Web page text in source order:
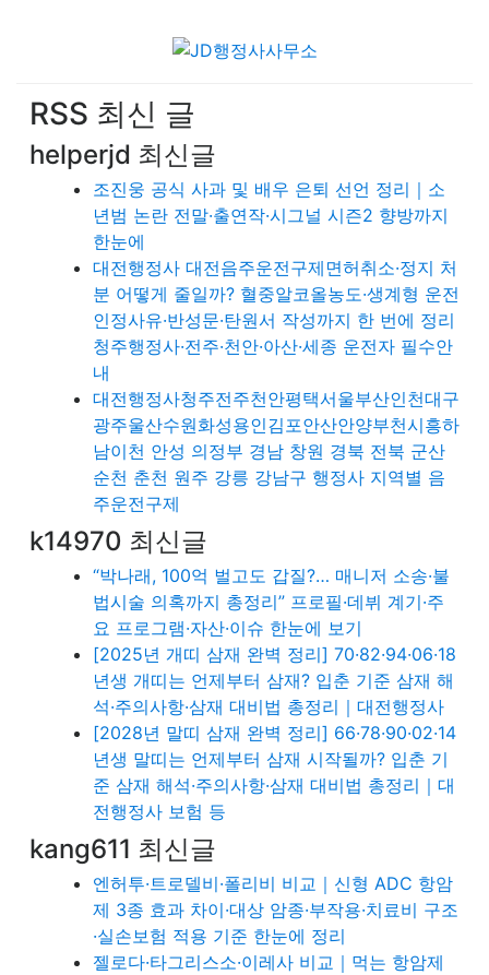
RSS 최신 글
helperjd 최신글
조진웅 공식 사과 및 배우 은퇴 선언 정리｜소
년범 논란 전말·출연작·시그널 시즌2 향방까지
한눈에
대전행정사 대전음주운전구제면허취소·정지 처
분 어떻게 줄일까? 혈중알코올농도·생계형 운전
인정사유·반성문·탄원서 작성까지 한 번에 정리
청주행정사·전주·천안·아산·세종 운전자 필수안
내
대전행정사청주전주천안평택서울부산인천대구
광주울산수원화성용인김포안산안양부천시흥하
남이천 안성 의정부 경남 창원 경북 전북 군산
순천 춘천 원주 강릉 강남구 행정사 지역별 음
주운전구제
k14970 최신글
“박나래, 100억 벌고도 갑질?… 매니저 소송·불
법시술 의혹까지 총정리” 프로필·데뷔 계기·주
요 프로그램·자산·이슈 한눈에 보기
[2025년 개띠 삼재 완벽 정리] 70·82·94·06·18
년생 개띠는 언제부터 삼재? 입춘 기준 삼재 해
석·주의사항·삼재 대비법 총정리｜대전행정사
[2028년 말띠 삼재 완벽 정리] 66·78·90·02·14
년생 말띠는 언제부터 삼재 시작될까? 입춘 기
준 삼재 해석·주의사항·삼재 대비법 총정리｜대
전행정사 보험 등
kang611 최신글
엔허투·트로델비·폴리비 비교｜신형 ADC 항암
제 3종 효과 차이·대상 암종·부작용·치료비 구조
·실손보험 적용 기준 한눈에 정리
젤로다·타그리스소·이레사 비교｜먹는 항암제